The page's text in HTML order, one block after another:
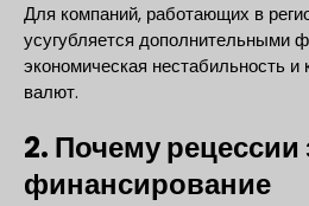
Для компаний, работающих в
усугубляется дополнительными
экономическая нестабильность и
валют.
2. Почему рецессии
финансирование